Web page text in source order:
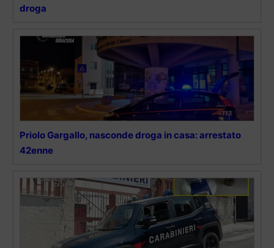
droga
Priolo Gargallo, nasconde droga in casa: arrestato
42enne